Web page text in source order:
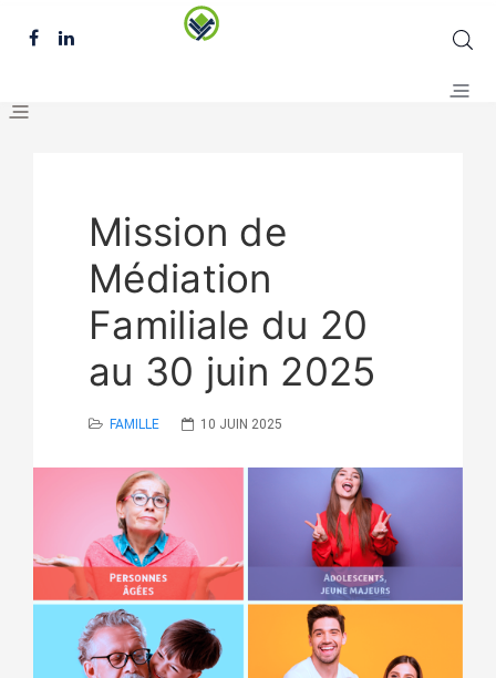
Mission de
Médiation
Familiale du 20
au 30 juin 2025
FAMILLE 10 JUIN 2025